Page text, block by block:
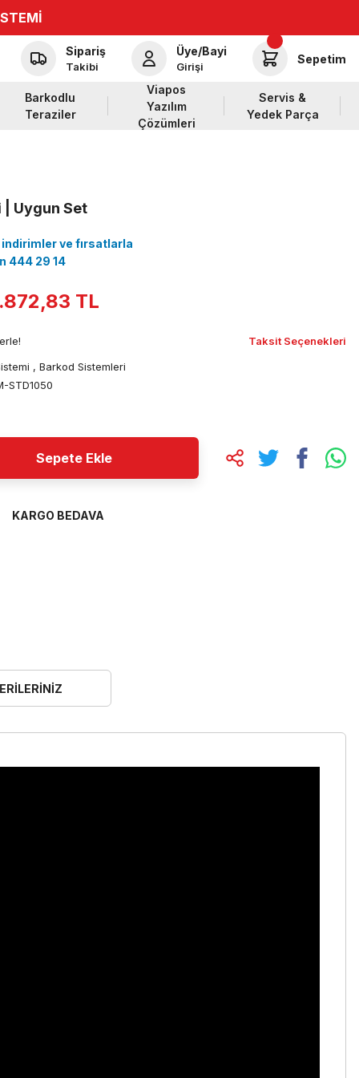
Sipariş
Takibi
Üye/Bayi
Girişi
Sepetim
Barkodlu
Teraziler
Viapos
Yazılım
Çözümleri
Servis &
Yedek Parça
| Uygun Set
ve fırsatlarla
444 29 14
TL
Taksit Seçenekleri
, Barkod Sistemleri
STD1050
Sepete Ekle
KARGO BEDAVA